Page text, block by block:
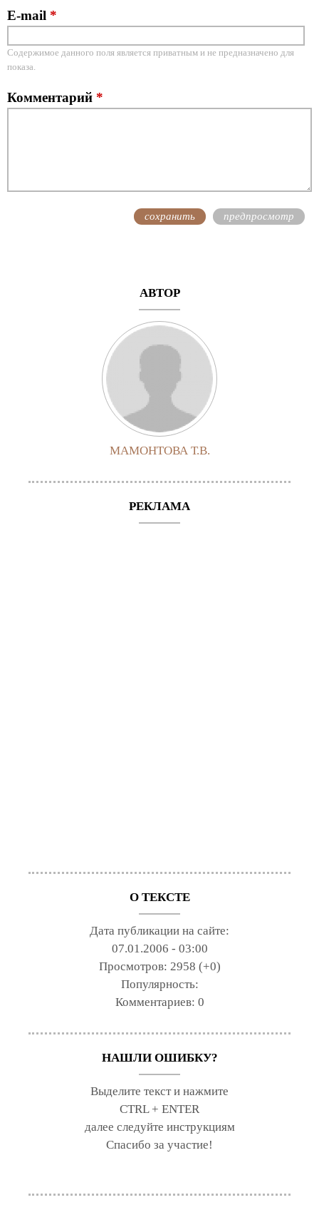
E-mail *
Содержимое данного поля является приватным и не предназначено для
показа.
Комментарий *
АВТОР
МАМОНТОВА Т.В.
РЕКЛАМА
О ТЕКСТЕ
Дата публикации на сайте:
07.01.2006 - 03:00
Просмотров: 2958 (+0)
Популярность:
Комментариев: 0
НАШЛИ ОШИБКУ?
Выделите текст и нажмите
CTRL + ENTER
далее следуйте инструкциям
Спасибо за участие!